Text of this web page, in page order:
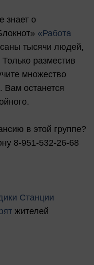
знает о
«Работа
тысячи людей,
разместив
множество
Вам останется
в этой группе?
8-951-532-26-68
Станции
жителей